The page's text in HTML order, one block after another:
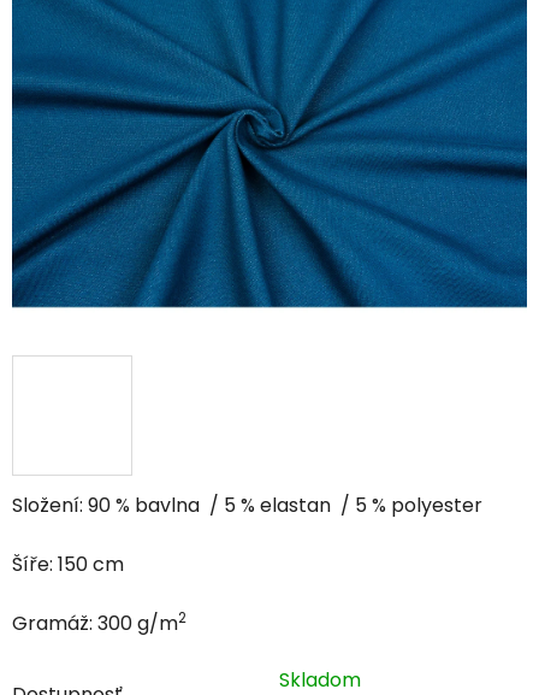
Složení: 90 % bavlna / 5 % elastan / 5 % polyester
Šíře: 150 cm
Gramáž: 300 g/m2
Skladom
z
5
hviezdičiek.